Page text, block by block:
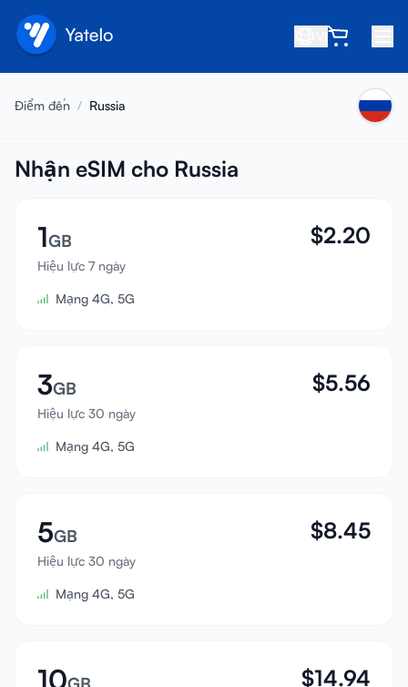
Giới thiệu
Giới thiệu bạn bè
Trở thành đối tác
Trung tâm trợ giúp
Tương thích thiết bị
Đăng nhập
Điểm đến / Russia
Nhận eSIM cho Russia
1GB
Hiệu lực 7 ngày
$2.20
Mạng 4G, 5G
3GB
Hiệu lực 30 ngày
$5.56
Mạng 4G, 5G
5GB
Hiệu lực 30 ngày
$8.45
Mạng 4G, 5G
10 $14.94